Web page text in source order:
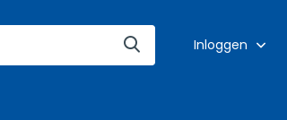
Inloggen